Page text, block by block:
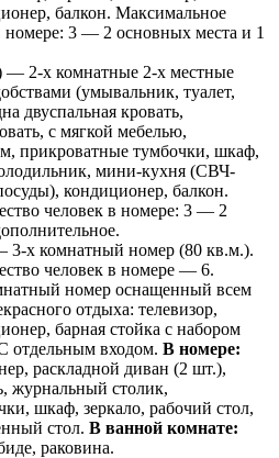
балкон. Максимальное
номере: 3 — 2 основных места и 1
— 2-х комнатные 2-х местные
(умывальник, туалет,
двуспальная кровать,
с мягкой мебелью,
прикроватные тумбочки, шкаф,
мини-кухня (СВЧ-
кондиционер, балкон.
человек в номере: 3 — 2
3-х комнатный номер (80 кв.м.).
человек в номере — 6.
номер оснащенный всем
отдыха: телевизор,
барная стойка с набором
отдельным входом. В номере:
раскладной диван (2 шт.),
журнальный столик,
шкаф, зеркало, рабочий стол,
стол. В ванной комнате:
раковина.